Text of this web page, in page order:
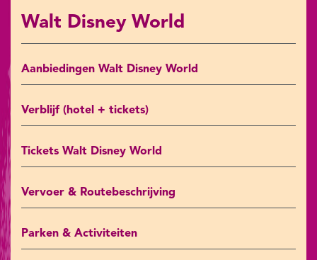
Walt Disney World
Aanbiedingen Walt Disney World
Verblijf (hotel + tickets)
Tickets Walt Disney World
Vervoer & Routebeschrijving
Parken & Activiteiten